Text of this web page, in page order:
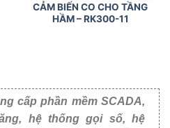
CẢM BIẾN CO CHO TẦNG
HẦM – RK300-11
cấp phần mềm SCADA,
hệ thống gọi số, hệ